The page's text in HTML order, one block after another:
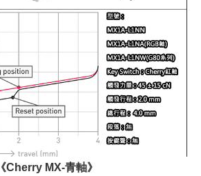
《Cherry MX-青軸》